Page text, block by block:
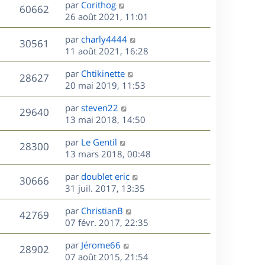
e
s
n
i
e
r
m
e
s
s
a
g
e
60662V
u
s
D
e
r
n
i
e
r
m
e
s
s
a
g
e
par Corithog
26 août 2021, 11:01
30561
u
s
D
e
r
n
i
e
r
m
e
s
s
a
g
e
par charly4444
11 août 2021, 16:28
28627V
u
s
D
e
r
n
i
e
r
m
e
s
s
a
g
e
par Chtikinette
20 mai 2019, 11:53
29640V
u
D
e
r
n
i
e
r
m
e
s
s
a
g
e
par steven22
13 mai 2018, 14:50
28300V
u
e
s
D
e
r
n
i
e
r
m
e
s
s
par Le Gentil
13 mars 2018, 00:48
30666V
u
s
D
e
r
n
i
e
r
m
par doublet eric
31 juil. 2017, 13:35
42769V
u
e
D
e
r
n
i
par ChristianB
07 févr. 2017, 22:35
28902V
D
e
par Jérome66
07 août 2015, 21:54